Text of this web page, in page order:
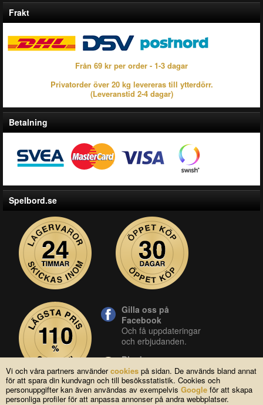
Vi och våra partners användercookies på sidan. De används bland annat
för att spara din kundvagn och till besöksstatistik. Cookies och
personuppgifter kan även användas av exempelvis Google för att skapa
personliga profiler för att anpassa annonser på andra webbplatser.
Frakt
Från 69 kr per order - 1-3 dagar
Privatorder över 20 kg levereras till ytterdörr.
(Leveranstid 2-4 dagar)
Betalning
Spelbord.se
Gilla oss på
Facebook
Och få uppdateringar
och erbjudanden.
Blocket
Vår butik på blocket.
YouTube
Se våra produkter live